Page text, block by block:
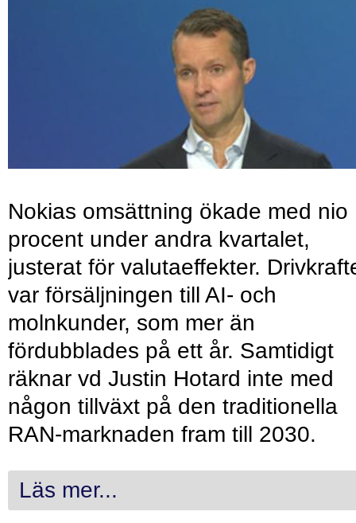
Nokias omsättning ökade med nio
procent under andra kvartalet,
justerat för valutaeffekter.
var försäljningen till AI- och
molnkunder, som mer än
fördubblades på ett år. Samtidigt
räknar vd Justin Hotard inte med
någon tillväxt på den traditionella
RAN-marknaden fram till 2030.
Läs mer...